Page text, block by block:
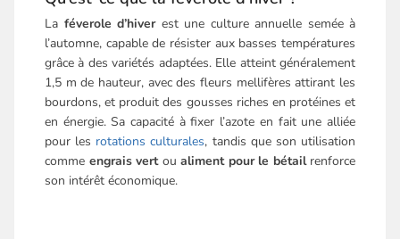
La féverole d’hiverest une culture annuelle semée à
l’automne, capable de résister aux basses températures
grâce à des variétés adaptées. Elle atteint généralement
1,5 m de hauteur, avec des fleurs mellifères attirant les
bourdons, et produit des gousses riches en protéines et
en énergie. Sa capacité à fixer l’azote en fait une alliée
pour les rotations culturales, tandis que son utilisation
comme engrais vertou aliment pour le bétailrenforce
son intérêt économique.